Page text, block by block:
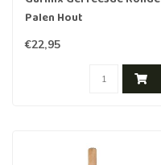
Palen Hout
Geïmpregneerd 300cm
10cm
€22,95